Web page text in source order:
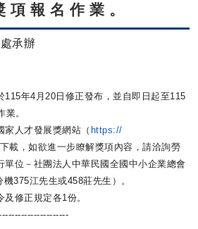
項報名作業。
：
承辦
年4月20日修正發布， 並自即日起至115
。
家人才發展獎網站（ https://
載， 如欲進一步瞭解獎項內容， 請洽詢勞
單位－ 社團法人中華民國全國中小企業總會
375江先生或458莊先生）。
修正規定各1份。